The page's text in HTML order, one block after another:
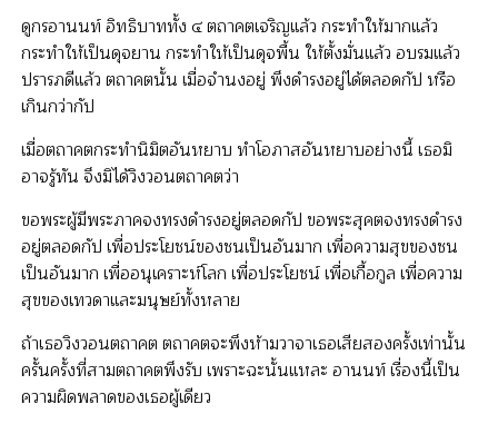
ดูกรอานนท์ อิทธิบาททั้ง ๔ ตถาคตเจริญแล้ว กระทำให้มากแล้ว
กระทำให้เป็นดุจยาน กระทำให้เป็นดุจพื้น ให้ตั้งมั่นแล้ว อบรมแล้ว
ปรารภดีแล้ว ตถาคตนั้น เมื่อจำนงอยู่ พึงดำรงอยู่ได้ตลอดกัป หรือ
เกินกว่ากัป
เมื่อตถาคตกระทำนิมิตอันหยาบ ทำโอภาสอันหยาบอย่างนี้ เธอมิ
อาจรู้ทัน จึงมิได้วิงวอนตถาคตว่า
ขอพระผู้มีพระภาคจงทรงดำรงอยู่ตลอดกัป ขอพระสุคตจงทรงดำรง
อยู่ตลอดกัป เพื่อประโยชน์ของชนเป็นอันมาก เพื่อความสุขของชน
เป็นอันมาก เพื่ออนุเคราะห์โลก เพื่อประโยชน์ เพื่อเกื้อกูล เพื่อความ
สุขของเทวดาและมนุษย์ทั้งหลาย
ถ้าเธอวิงวอนตถาคต ตถาคตจะพึงห้ามวาจาเธอเสียสองครั้งเท่านั้น
ครั้นครั้งที่สามตถาคตพึงรับ เพราะฉะนั้นแหละ อานนท์ เรื่องนี้เป็น
ความผิดพลาดของเธอผู้เดียว